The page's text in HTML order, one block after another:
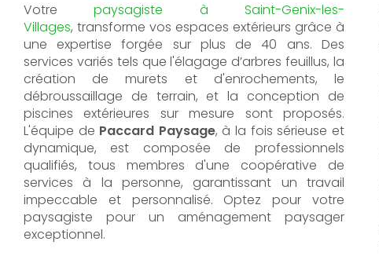
Votre paysagiste à
Saint-Genix-les-
Villages, transforme vos espaces extérieurs grâce à
une expertise forgée sur plus de 40 ans. Des
services variés tels que l'élagage d’arbres feuillus, la
création de murets et d'enrochements, le
débroussaillage de terrain, et la conception de
piscines extérieures sur mesure sont proposés.
L'équipe de Paccard Paysage, à la fois sérieuse et
dynamique, est composée de professionnels
qualifiés, tous membres d'une coopérative de
services à la personne, garantissant un travail
impeccable et personnalisé. Optez pour votre
paysagiste pour un aménagement paysager
exceptionnel.